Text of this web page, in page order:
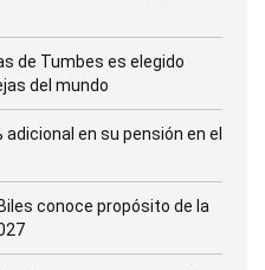
de Tumbes es elegido
del mundo
adicional en su pensión en el
conoce propósito de la